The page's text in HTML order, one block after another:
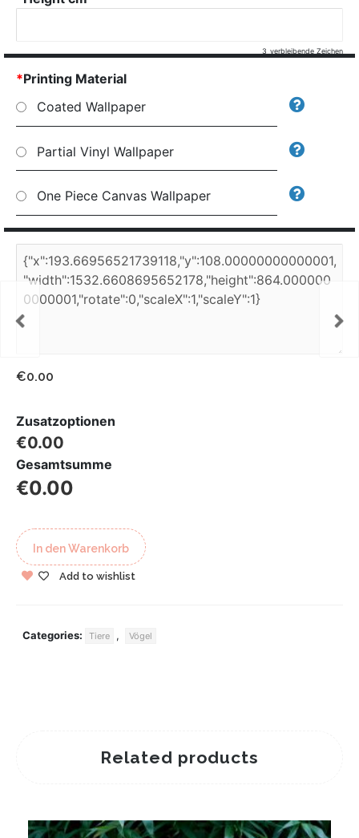
3 verbleibende Zeichen
*Printing Material
Coated Wallpaper
Partial Vinyl Wallpaper
One Piece Canvas Wallpaper
€0.00
Zusatzoptionen
€0.00
Gesamtsumme
€0.00
In den Warenkorb
Add to wishlist
Categories: Tiere , Vögel
Related products